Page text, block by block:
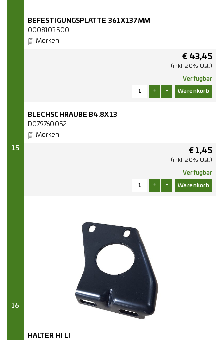
BEFESTIGUNGSPLATTE 361X137MM
0008103500
Merken
€ 43,45
(inkl. 20% Ust.)
Verfügbar
+ -
15
BLECHSCHRAUBE B4.8X13
D079760052
Merken
€ 1,45
(inkl. 20% Ust.)
Verfügbar
+ -
16
HALTER HI LI